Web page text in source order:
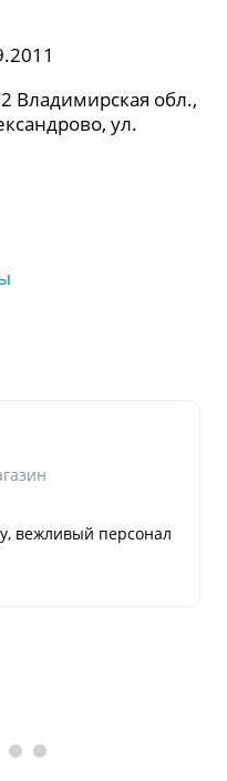
Владимирская обл.,
ул.
вежливый персонал